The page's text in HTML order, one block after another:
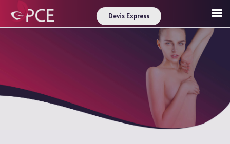
Devis Express